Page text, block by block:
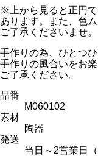
※上から見ると正円
あります。また、色
ご了承くださいませ。
手作りの為、ひとつ
手作りの風合いをお
ご了承ください。
品番
M060102
素材
陶器
発送
当日～2営業日